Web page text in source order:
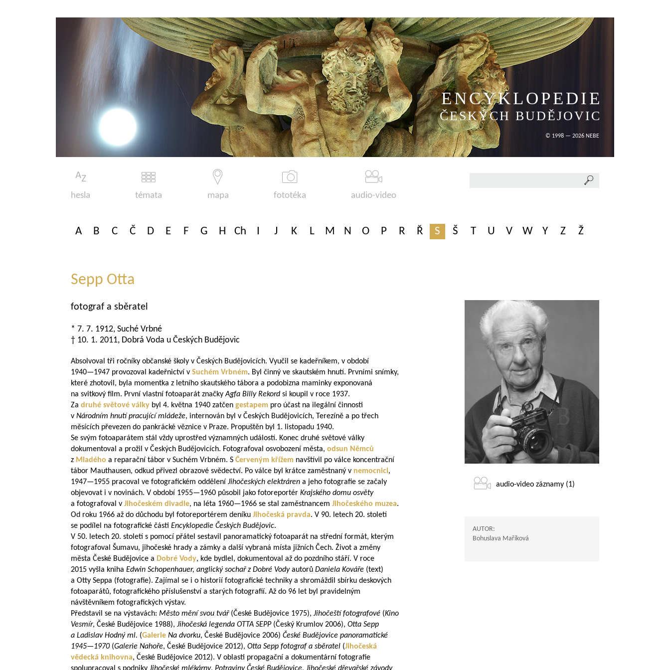
ENCYKLOPEDIE
ČESKÝCH BUDĚJOVIC
© 1998 — 2026 NEBE
hesla témata mapa fototéka audio-video
A B C Č D E F G H Ch I J K L M N O P R Ř S Š T U V W Y Z Ž
Sepp Otta
fotograf a sběratel
* 7. 7. 1912, Suché Vrbné
† 10. 1. 2011, Dobrá Voda u Českých Budějovic
Absolvoval tři ročníky občanské školy v Českých Budějovicích. Vyučil se kadeřníkem, v období
1940—1947 provozoval kadeřnictví v Suchém Vrbném. Byl činný ve skautském hnutí. Prvními snímky,
které zhotovil, byla momentka z letního skautského tábora a podobizna maminky exponovaná
na svitkový film. První vlastní fotoaparát značkyAgfa Billy Rekord si koupil v roce 1937.
Za druhé světové války byl 4. května 1940 zatčen gestapem pro účast na ilegální činnosti
v Národním hnutí pracující mládeže, internován byl v Českých Budějovicích, Terezíně a po třech
měsících převezen do pankrácké věznice v Praze. Propuštěn byl 1. listopadu 1940.
Se svým fotoaparátem stál vždy uprostřed významných událostí. Konec druhé světové války
dokumentoval a prožil v Českých Budějovicích. Fotografoval osvobození města, odsun Němců
z Mladého a reparační tábor v Suchém Vrbném. S Červeným křížem navštívil po válce koncentrační
tábor Mauthausen, odkud přivezl obrazové svědectví. Po válce byl krátce zaměstnaný v nemocnici,
1947—1955 pracoval ve fotografickém oddělení Jihočeských elektráren a jeho fotografie se začaly
objevovat i v novinách. V období 1955—1960 působil jako fotoreportér Krajského domu osvěty
a fotografoval v Jihočeském divadle, na léta 1960—1966 se stal zaměstnancem Jihočeského muzea.
Od roku 1966 až do důchodu byl fotoreportérem deníku Jihočeská pravda. V 90. letech 20. století
se podílel na fotografické části Encyklopedie Českých Budějovic.
V 50. letech 20. století s pomocí přátel sestavil panoramatický fotoaparát na střední formát, kterým
fotografoval Šumavu, jihočeské hrady a zámky a další vybraná místa jižních Čech. Život a změny
města České Budějovice a Dobré Vody, kde bydlel, dokumentoval až do pozdního stáří. V roce
2015 vyšla kniha Edwin Schopenhauer, anglický sochař z Dobré Vodyautorů Daniela Kováře (text)
a Otty Seppa (fotografie). Zajímal se i o historií fotografické techniky a shromáždil sbírku deskových
fotoaparátů, fotografického příslušenství a starých fotografií. Až do 96 let byl pravidelným
návštěvníkem fotografických výstav.
Představil se na výstavách: Město mění svou tvář(České Budějovice 1975), Jihočeští fotografové (Kino
Vesmír, České Budějovice 1988), Jihočeská legenda OTTA SEPP(Český Krumlov 2006), Otta Sepp
a Ladislav Hodný ml. (Galerie Na dvorku, České Budějovice 2006) České Budějovice panoramatické
1945—1970(Galerie Nahoře, České Budějovice 2012), Otta Sepp fotograf a sběratel (Jihočeská
vědecká knihovna, České Budějovice 2012). V oblasti propagační a dokumentární fotografie
audio-video záznamy (1)
AUTOR:
Bohuslava Maříková